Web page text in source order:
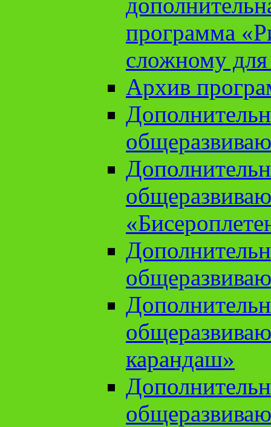
программа
сложному
Архив
карандаш»